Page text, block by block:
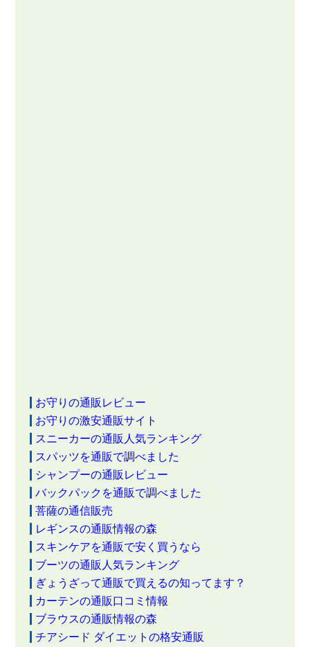
お守りの通販レビュー
お守りの激安通販サイト
スニーカーの通販人気ランキング
スパッツを通販で調べました
シャンプーの通販レビュー
バックパックを通販で調べました
菩薩の通信販売
レギンスの通販情報の森
スキンケアを通販で安く買うなら
ブーツの通販人気ランキング
ぎょうざって通販で買えるの知ってます？
カーテンの通販口コミ情報
ブラウスの通販情報の森
チアシード ダイエットの格安通販